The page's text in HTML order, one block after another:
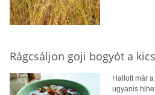
Rágcsáljon goji bogyót a
Hallott már
ugyanis